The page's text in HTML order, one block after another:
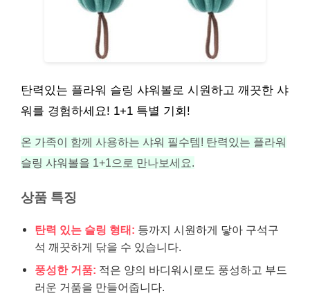
탄력있는 플라워 슬링 샤워볼로 시원하고 깨끗한 샤
워를 경험하세요! 1+1 특별 기회!
온 가족이 함께 사용하는 샤워 필수템! 탄력있는 플라워
슬링 샤워볼을 1+1으로 만나보세요.
상품 특징
탄력 있는 슬링 형태: 등까지 시원하게 닿아 구석구
석 깨끗하게 닦을 수 있습니다.
풍성한 거품: 적은 양의 바디워시로도 풍성하고 부드
러운 거품을 만들어줍니다.